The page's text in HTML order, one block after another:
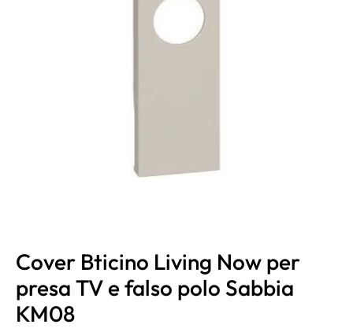
Cover Bticino Living Now per
presa TV e falso polo Sabbia
KM08